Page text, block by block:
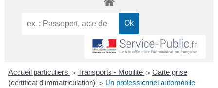
Accueil particuliers > Transports - Mobilité > Carte grise
(certificat d'immatriculation) > Un professionnel automobile